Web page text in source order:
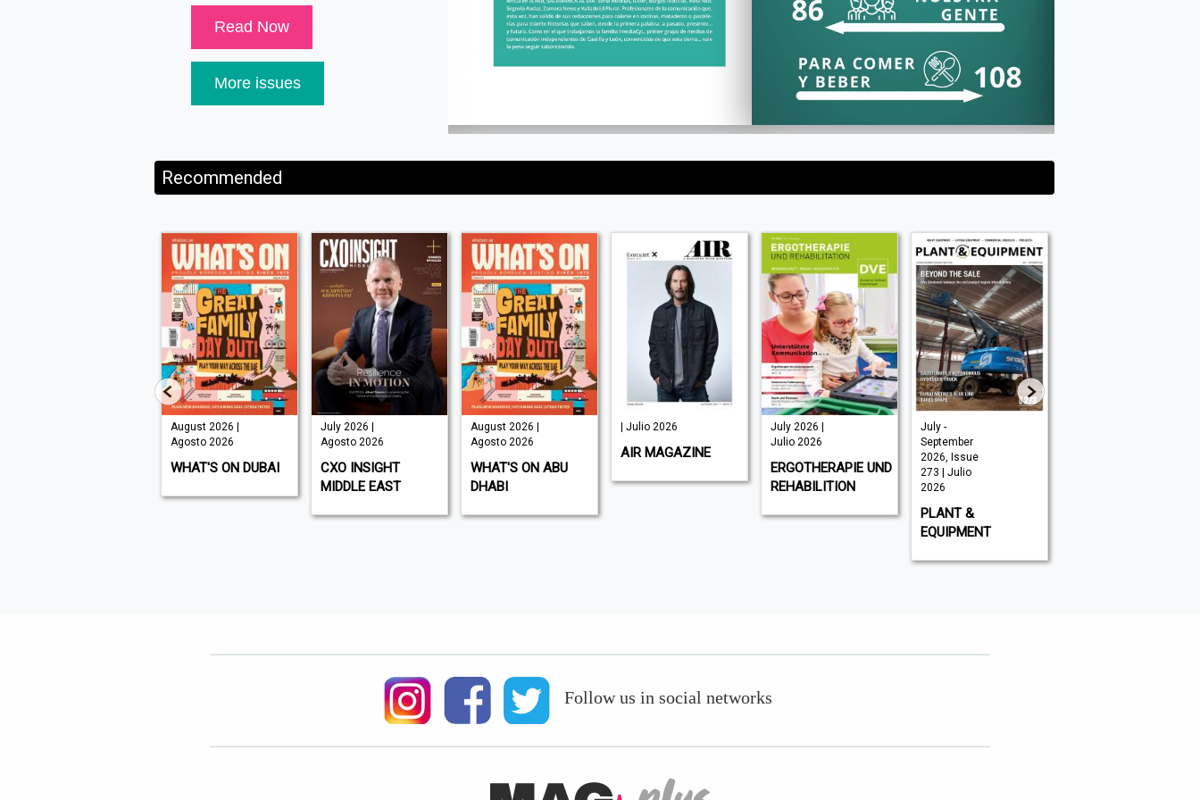
Read Now
More issues
Recommended
August 2026 |
Agosto 2026
WHAT'S ON DUBAI
July 2026 |
Agosto 2026
CXO INSIGHT
MIDDLE EAST
August 2026 |
Agosto 2026
WHAT'S ON ABU
DHABI
| Julio 2026
AIR MAGAZINE
July 2026 |
Julio 2026
ERGOTHERAPIE UND
REHABILITION
July -
September
2026, Issue
273 | Julio
2026
PLANT &
EQUIPMENT
Follow us in social networks